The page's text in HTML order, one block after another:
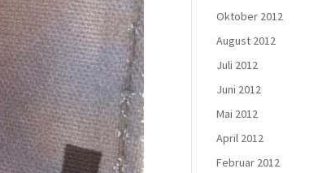
Oktober 2012
August 2012
Juli 2012
Juni 2012
Mai 2012
April 2012
Februar 2012